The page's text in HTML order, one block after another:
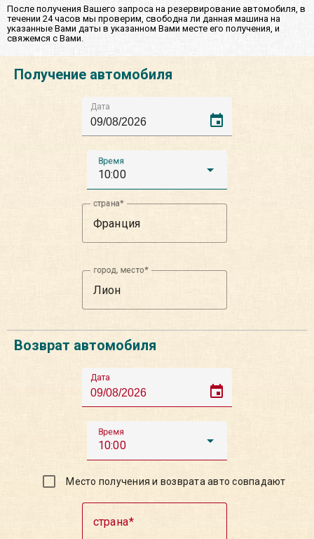
После получения Вашего запроса на резервирование автомобиля, в
течении 24 часов мы проверим, свободна ли данная машина на
указанные Вами даты в указанном Вами месте его получения, и
свяжемся с Вами.
Получение автомобиля
Дата
event
Время
10:00
страна
город, место
Возврат автомобиля
Дата
event
Время
10:00
Место получения и возврата авто совпадают
страна